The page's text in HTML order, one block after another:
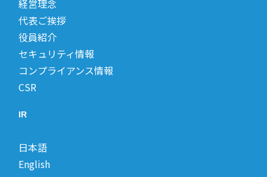
経営理念
代表ご挨拶
役員紹介
セキュリティ情報
コンプライアンス情報
CSR
IR
日本語
English